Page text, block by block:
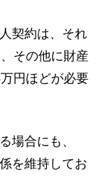
契約は、それ
その他に財産
円ほどが必要
場合にも、
を維持してお